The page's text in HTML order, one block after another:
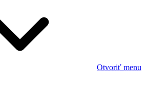
Otvoriť menu